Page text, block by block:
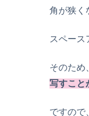
角が狭く
スペース
そのため、
写すこと
ですので